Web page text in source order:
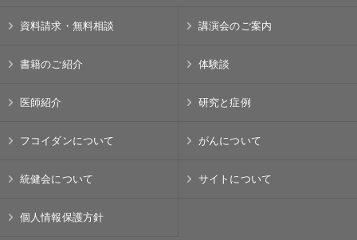
資料請求・無料相談 講演会のご案内
書籍のご紹介 体験談
医師紹介 研究と症例
フコイダンについて がんについて
統健会について サイトについて
個人情報保護方針